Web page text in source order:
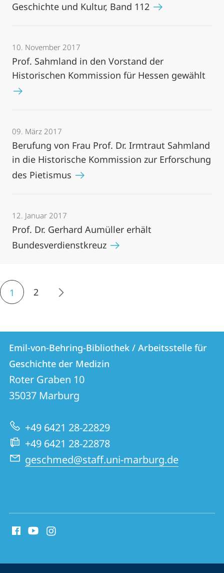
Geschichte und Kultur, Band 112
10. November 2017
Prof. Sahmland in den Vorstand der
Historischen Kommission für Hessen gewählt
09. März 2017
Berufung von Frau Prof. Dr. Irmtraut Sahmland
in die Historische Kommission zur Erforschung
des Pietismus
12. Januar 2017
Prof. Dr. Gerhard Aumüller erhält
Bundesverdienstkreuz
1 2
Kontakt
und
Informationen
zur
Website
Kontaktinformationen
Emil-
von-
Behring-
/
Arbeitsstelle
für
Geschichte
Emil-von-Behring-Bibliothek / Arbeitsstelle für
Geschichte der Medizin
Roter Graben 10
35037 Marburg
+49 6421 28-22829
+49 6421 28-22878
geschmed@staff.uni-marburg.de
Media